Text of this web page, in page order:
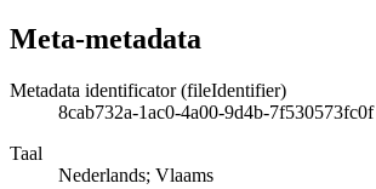
Meta-metadata
Metadata identificator (fileIdentifier)
8cab732a-1ac0-4a00-9d4b-7f530573fc0f
Taal
Nederlands; Vlaams